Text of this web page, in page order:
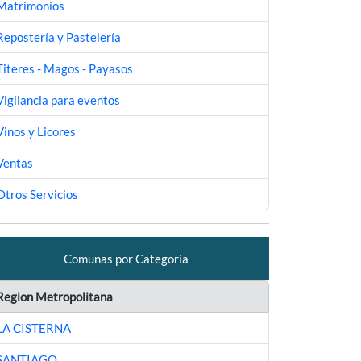
y Pastelería
- Magos - Payasos
para eventos
y Licores
Servicios
Comunas por Categoria
Metropolitana
CISTERNA